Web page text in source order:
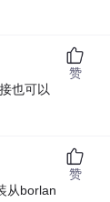
也可以
赞
从borlan
赞